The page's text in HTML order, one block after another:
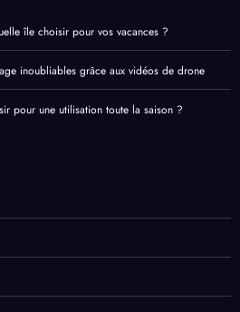
île choisir pour vos vacances ?
inoubliables grâce aux vidéos de drone
pour une utilisation toute la saison ?